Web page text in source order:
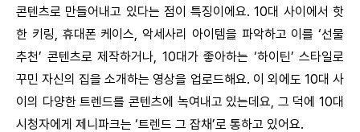
콘텐츠로 만들어내고 있다는 점이 특징이에요. 10대 사이에서 핫
한 키링, 휴대폰 케이스, 악세사리 아이템을 파악하고 이를 ‘선물
추천’ 콘텐츠로 제작하거나, 10대가 좋아하는 ‘하이틴’ 스타일로
꾸민 자신의 집을 소개하는 영상을 업로드해요. 이 외에도 10대 사
이의 다양한 트렌드를 콘텐츠에 녹여내고 있는데요, 그 덕에 10대
시청자에게 제니파크는 ‘트렌드 그 잡채’로 통하고 있어요.